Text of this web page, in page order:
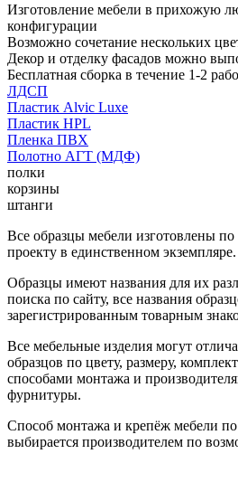
Изготовление мебели в прихожую
конфигурации
Возможно сочетание нескольких
Декор и отделку фасадов можно
Бесплатная сборка в течение 1-2
ЛДСП
Пластик Alvic Luxe
Пластик HPL
Пленка ПВХ
Полотно АГТ (МДФ)
полки
корзины
штанги
Все образцы мебели изготовлены
проекту в единственном экземпляре.
Образцы имеют названия для их
поиска по сайту, все названия
зарегистрированным товарным
Все мебельные изделия могут
образцов по цвету, размеру,
способами монтажа и
фурнитуры.
Способ монтажа и крепёж мебели
выбирается производителем по